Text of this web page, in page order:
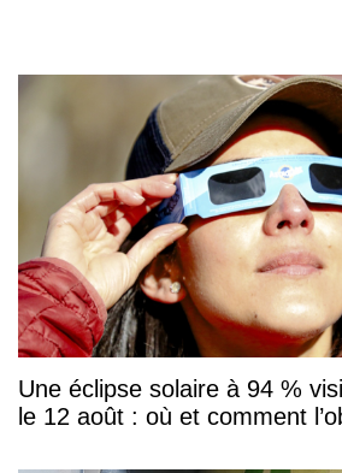
Une éclipse solaire à 94 %
le 12 août : où et comment